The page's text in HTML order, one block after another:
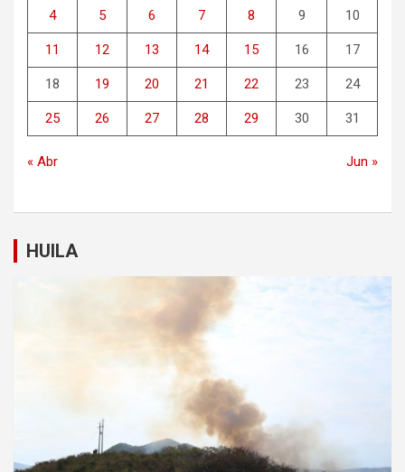
4 5 6 7 8 9 10
11 12 13 14 15 16 17
18 19 20 21 22 23 24
25 26 27 28 29 30 31
« Abr Jun »
HUILA